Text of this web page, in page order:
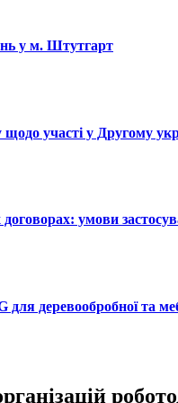
у м. Штутгарт
щодо участі у Другому
умови
деревообробної та